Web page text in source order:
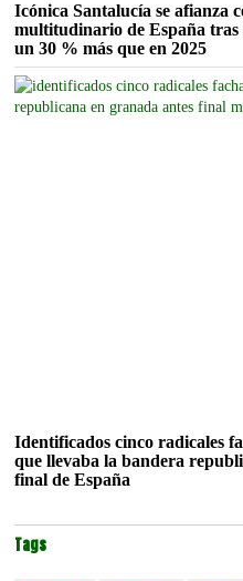
Icónica Santalucía se afianza
multitudinario de España tras
un 30 % más que en 2025
Identificados cinco radicales
que llevaba la bandera
final de España
Tags